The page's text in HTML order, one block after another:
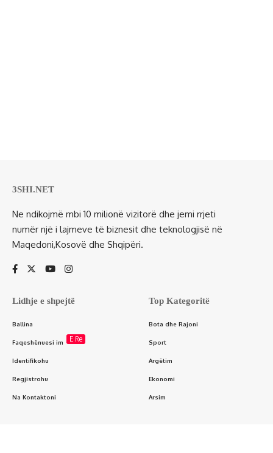
3SHI.NET
Ne ndikojmë mbi 10 milionë vizitorë dhe jemi rrjeti
numër një i lajmeve të biznesit dhe teknologjisë në
Maqedoni,Kosovë dhe Shqipëri.
Lidhje e shpejtë
Ballina
Faqeshënuesi im E Re
Identifikohu
Regjistrohu
Na Kontaktoni
Top Kategoritë
Bota dhe Rajoni
Sport
Argëtim
Ekonomi
Arsim